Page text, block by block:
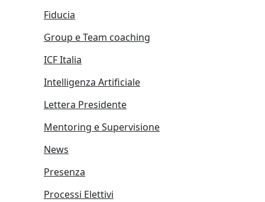
Fiducia
Group e Team coaching
ICF Italia
Intelligenza Artificiale
Lettera Presidente
Mentoring e Supervisione
News
Presenza
Processi Elettivi